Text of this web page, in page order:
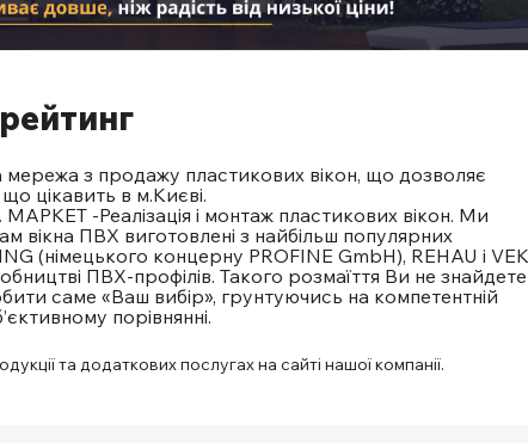
мережа з продажу пластикових вікон, що дозволяє
цікавить в м.Києві.
-Реалізація і монтаж пластикових вікон. Ми
вікна ПВХ виготовлені з найбільш популярних
(німецького концерну PROFINE GmbH), REHAU і
ПВХ-профілів. Такого розмаїття Ви не знайдете
саме «Ваш вибір», грунтуючись на компетентній
порівнянні.
та додаткових послугах на сайті нашої компанії.